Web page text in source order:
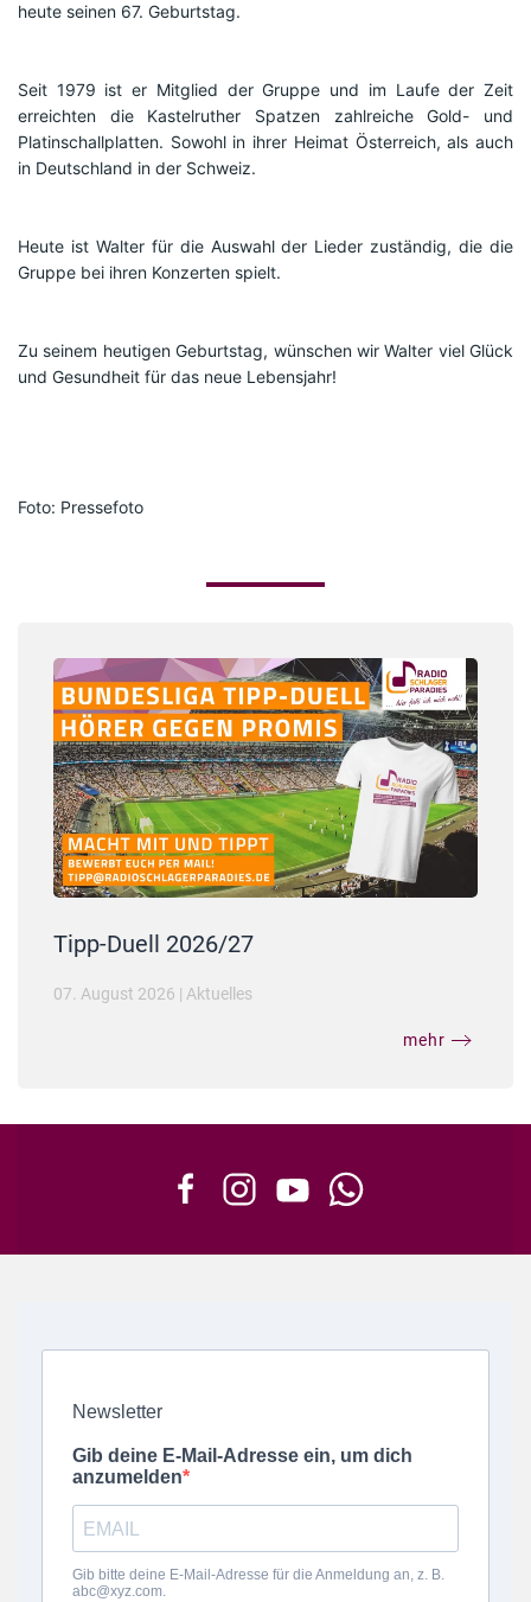
heute seinen 67. Geburtstag.
Seit 1979 ist er Mitglied der Gruppe und im Laufe der Zeit
erreichten die Kastelruther Spatzen zahlreiche Gold- und
Platinschallplatten. Sowohl in ihrer Heimat Österreich, als auch
in Deutschland in der Schweiz.
Heute ist Walter für die Auswahl der Lieder zuständig, die die
Gruppe bei ihren Konzerten spielt.
Zu seinem heutigen Geburtstag, wünschen wir Walter viel Glück
und Gesundheit für das neue Lebensjahr!
Foto: Pressefoto
Tipp-Duell 2026/27
07. August 2026 | Aktuelles
mehr